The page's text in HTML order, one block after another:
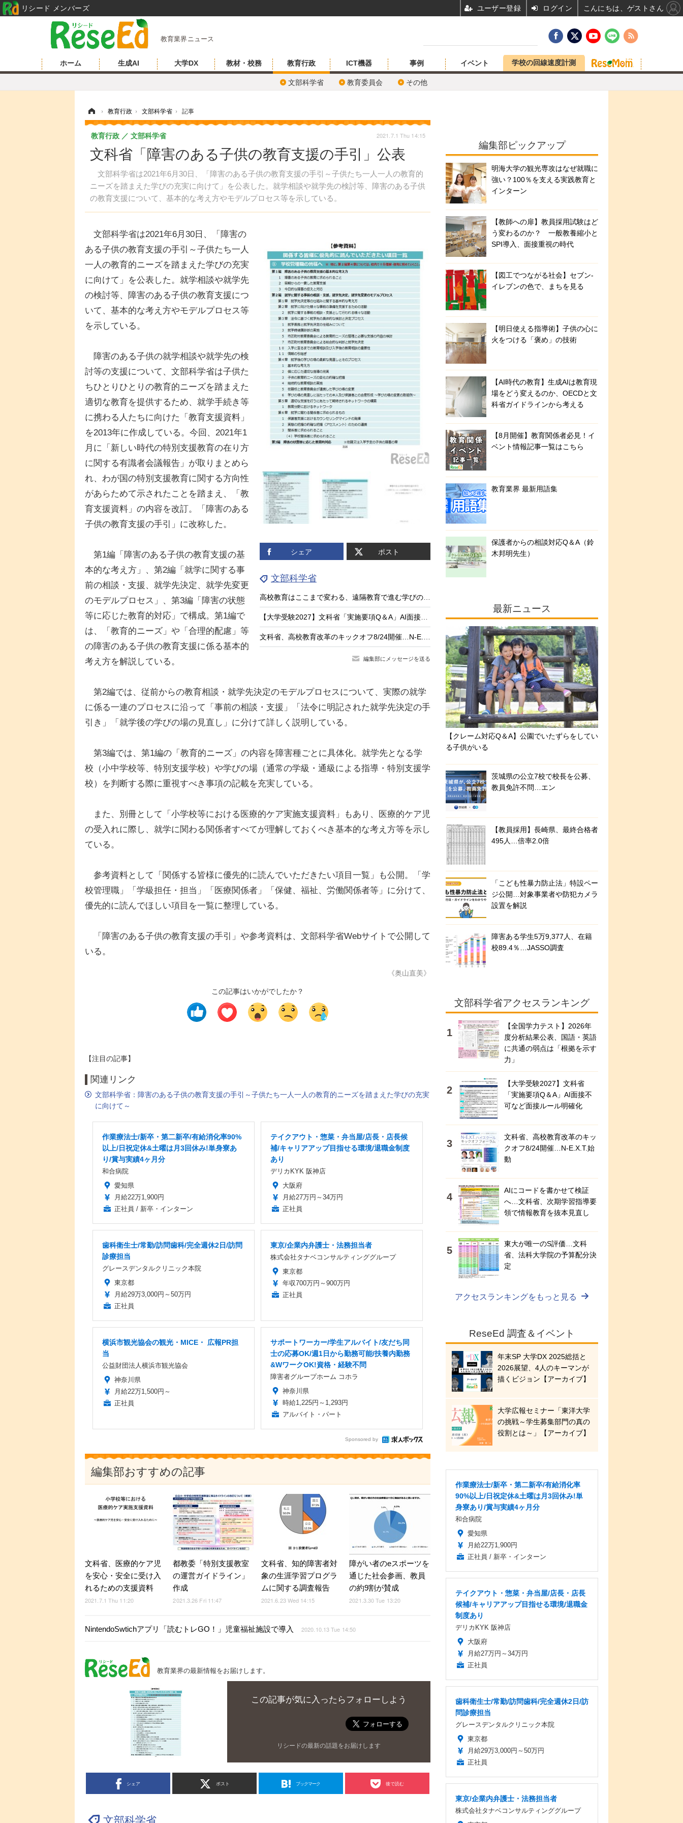
教育業界ニュース
ホーム 生成AI 大学DX 教材・校務 教育行政
文部科学省 教育委員会 その他
ICT機器 事例 イベント 学校の回線速度計測
› 教育行政 › 文部科学省 › 記事
文科省「障害のある子供の教育支援の手引」公表
文部科学省は2021年6月30日、「障害のある子供の教育支援の手引～子供たち一人一人の教育的
ニーズを踏まえた学びの充実に向けて」を公表した。就学相談や就学先の検討等、障害のある子供
の教育支援について、基本的な考え方やモデルプロセス等を示している。
教育行政 文部科学省 2021.7.1 Thu 14:15
シェア ポスト
文部科学省
高校教育はここまで変わる、遠隔教育で進む学びのアップデート
【大学受験2027】文科省「実施要項Q＆A」AI面接不可など面接ルール明確化
文科省、高校教育改革のキックオフ8/24開催…N-E.X.T.始動
編集部にメッセージを送る
文部科学省は2021年6月30日、「障害の
ある子供の教育支援の手引～子供たち一人
一人の教育的ニーズを踏まえた学びの充実
に向けて」を公表した。就学相談や就学先
の検討等、障害のある子供の教育支援につ
いて、基本的な考え方やモデルプロセス等
を示している。
障害のある子供の就学相談や就学先の検
討等の支援について、文部科学省は子供た
ちひとりひとりの教育的ニーズを踏まえた
適切な教育を提供するため、就学手続き等
に携わる人たちに向けた「教育支援資料」
を2013年に作成している。今回、2021年1
月に「新しい時代の特別支援教育の在り方
に関する有識者会議報告」が取りまとめら
れ、わが国の特別支援教育に関する方向性
があらためて示されたことを踏まえ、「教
育支援資料」の内容を改訂。「障害のある
子供の教育支援の手引」に改称した。
第1編「障害のある子供の教育支援の基
本的な考え方」、第2編「就学に関する事
前の相談・支援、就学先決定、就学先変更
のモデルプロセス」、第3編「障害の状態
等に応じた教育的対応」で構成。第1編で
は、「教育的ニーズ」や「合理的配慮」等
の障害のある子供の教育支援に係る基本的
考え方を解説している。
第2編では、従前からの教育相談・就学先決定のモデルプロセスについて、実際の就学
に係る一連のプロセスに沿って「事前の相談・支援」「法令に明記された就学先決定の手
引き」「就学後の学びの場の見直し」に分けて詳しく説明している。
第3編では、第1編の「教育的ニーズ」の内容を障害種ごとに具体化。就学先となる学
校（小中学校等、特別支援学校）や学びの場（通常の学級・通級による指導・特別支援学
校）を判断する際に重視すべき事項の記載を充実している。
また、別冊として「小学校等における医療的ケア実施支援資料」もあり、医療的ケア児
の受入れに際し、就学に関わる関係者すべてが理解しておくべき基本的な考え方等を示し
ている。
参考資料として「関係する皆様に優先的に読んでいただきたい項目一覧」も公開。「学
校管理職」「学級担任・担当」「医療関係者」「保健、福祉、労働関係者等」に分けて、
優先的に読んでほしい項目を一覧に整理している。
「障害のある子供の教育支援の手引」や参考資料は、文部科学省Webサイトで公開して
いる。
《奥山直美》
この記事はいかがでしたか？
【注目の記事】
関連リンク
文部科学省：障害のある子供の教育支援の手引～子供たち一人一人の教育的ニーズを踏まえた学びの充実
に向けて～
作業療法士/新卒・第二新卒/有給消化率90%
以上/日祝定休&土曜は月3回休み!単身寮あ
り/賞与実績4ヶ月分
和合病院
愛知県
月給22万1,900円
正社員 / 新卒・インターン
テイクアウト・惣菜・弁当屋/店長・店長候
補/キャリアアップ目指せる環境/退職金制度
あり
デリカKYK 阪神店
大阪府
月給27万円～34万円
正社員
歯科衛生士/常勤/訪問歯科/完全週休2日/訪問
診療担当
グレースデンタルクリニック本院
東京都
月給29万3,000円～50万円
正社員
東京/企業内弁護士・法務担当者
株式会社タナベコンサルティンググループ
東京都
年収700万円～900万円
正社員
横浜市観光協会の観光・MICE・ 広報PR担
当
公益財団法人横浜市観光協会
神奈川県
月給22万1,500円～
正社員
サポートワーカー/学生アルバイト/友だち同
士の応募OK/週1日から勤務可能/扶養内勤務
&WワークOK!資格・経験不問
障害者グループホーム コホラ
神奈川県
時給1,225円～1,293円
アルバイト・パート
Sponsored by
編集部おすすめの記事
文科省、医療的ケア児
を安心・安全に受け入
れるための支援資料
2021.7.1 Thu 11:20
都教委「特別支援教室
の運営ガイドライン」
作成
2021.3.26 Fri 11:47
文科省、知的障害者対
象の生涯学習プログラ
ムに関する調査報告
2021.6.23 Wed 14:15
障がい者のeスポーツを
通じた社会参画、教員
の約9割が賛成
2021.3.30 Tue 13:20
NintendoSwtichアプリ「読むトレGO！」児童福祉施設で導入 2020.10.13 Tue 14:50
教育業界の最新情報をお届けします。
この記事が気に入ったらフォローしよう
リシードの最新の話題をお届けします
シェア ポスト ブックマーク 後で読む
文部科学省
編集部ピックアップ
明海大学の観光専攻はなぜ就職に
強い？100％を支える実践教育と
インターン
【教師への扉】教員採用試験はど
う変わるのか？ 一般教養縮小と
SPI導入、面接重視の時代
【図工でつながる社会】セブン‐
イレブンの色で、まちを見る
【明日使える指導術】子供の心に
火をつける「褒め」の技術
【AI時代の教育】生成AIは教育現
場をどう変えるのか、OECDと文
科省ガイドラインから考える
【8月開催】教育関係者必見！イ
ベント情報記事一覧はこちら
教育業界 最新用語集
保護者からの相談対応Q＆A（鈴
木邦明先生）
最新ニュース
【クレーム対応Q＆A】公園でいたずらをしてい
る子供がいる
茨城県の公立7校で校長を公募、
教員免許不問…エン
【教員採用】長崎県、最終合格者
495人…倍率2.0倍
「こども性暴力防止法」特設ペー
ジ公開…対象事業者や防犯カメラ
設置を解説
障害ある学生5万9,377人、在籍
校89.4％…JASSO調査
文部科学省アクセスランキング
【全国学力テスト】2026年
度分析結果公表、国語・英語
に共通の弱点は「根拠を示す
力」
【大学受験2027】文科省
「実施要項Q＆A」AI面接不
可など面接ルール明確化
文科省、高校教育改革のキッ
クオフ8/24開催…N-E.X.T.始
動
AIにコードを書かせて検証
へ…文科省、次期学習指導要
領で情報教育を抜本見直し
東大が唯一のS評価…文科
省、法科大学院の予算配分決
定
アクセスランキングをもっと見る
ReseEd 調査＆イベント
年末SP 大学DX 2025総括と
2026展望、4人のキーマンが
描くビジョン【アーカイブ】
大学広報セミナー「東洋大学
の挑戦～学生募集部門の真の
役割とは～」【アーカイブ】
作業療法士/新卒・第二新卒/有給消化率
90%以上/日祝定休&土曜は月3回休み!単
身寮あり/賞与実績4ヶ月分
和合病院
愛知県
月給22万1,900円
正社員 / 新卒・インターン
テイクアウト・惣菜・弁当屋/店長・店長
候補/キャリアアップ目指せる環境/退職金
制度あり
デリカKYK 阪神店
大阪府
月給27万円～34万円
正社員
歯科衛生士/常勤/訪問歯科/完全週休2日/訪
問診療担当
グレースデンタルクリニック本院
東京都
月給29万3,000円～50万円
正社員
東京/企業内弁護士・法務担当者
株式会社タナベコンサルティンググループ
リシード メンバーズ ユーザー登録 ログイン こんにちは、ゲストさん